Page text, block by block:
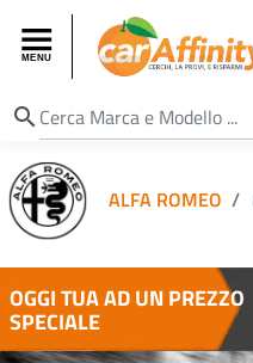
search
ALFA ROMEO
OGGI TUA AD UN PREZZO
SPECIALE